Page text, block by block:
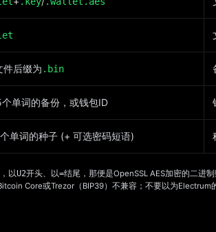
件后缀为 .bin
单词的备份，或钱包ID
单词的种子 (+ 可选密码短语)
以U2开头、以=结尾，那便是OpenSSL AES加密的二
Core或Trezor（BIP39）不兼容；不要以为Electrum